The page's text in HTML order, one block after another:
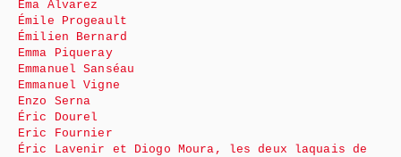
Ema Alvarez
Émile Progeault
Émilien Bernard
Emma Piqueray
Emmanuel Sanséau
Emmanuel Vigne
Enzo Serna
Éric Dourel
Eric Fournier
Éric Lavenir et Diogo Moura, les deux laquais de